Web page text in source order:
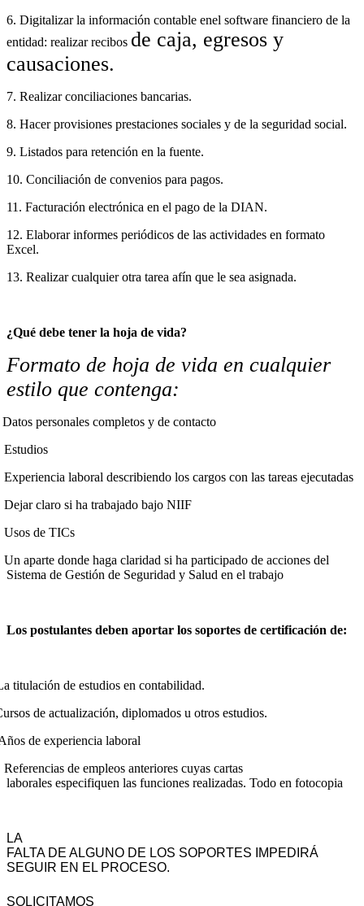
6. Digitalizar la información contable enel software financiero de la
entidad: realizar recibos de caja, egresos y
causaciones.
7. Realizar conciliaciones bancarias.
8. Hacer provisiones prestaciones sociales y de la seguridad social.
9. Listados para retención en la fuente.
10. Conciliación de convenios para pagos.
11. Facturación electrónica en el pago de la DIAN.
12. Elaborar informes periódicos de las actividades en formato
Excel.
13. Realizar cualquier otra tarea afín que le sea asignada.
¿Qué debe tener la hoja de vida?
Formato de hoja de vida en cualquier
estilo que contenga:
Datos personales completos y de contacto
Estudios
Experiencia laboral describiendo los cargos con las tareas ejecutadas
Dejar claro si ha trabajado bajo NIIF
Usos de TICs
Un aparte donde haga claridad si ha participado de acciones del
Sistema de Gestión de Seguridad y Salud en el trabajo
Los postulantes deben aportar los soportes de certificación de:
titulación de estudios en contabilidad.
de actualización, diplomados u otros estudios.
de experiencia laboral
Referencias de empleos anteriores cuyas cartas
laborales especifiquen las funciones realizadas. Todo en fotocopia
LA
FALTA DE ALGUNO DE LOS SOPORTES IMPEDIRÁ
SEGUIR EN EL PROCESO.
SOLICITAMOS